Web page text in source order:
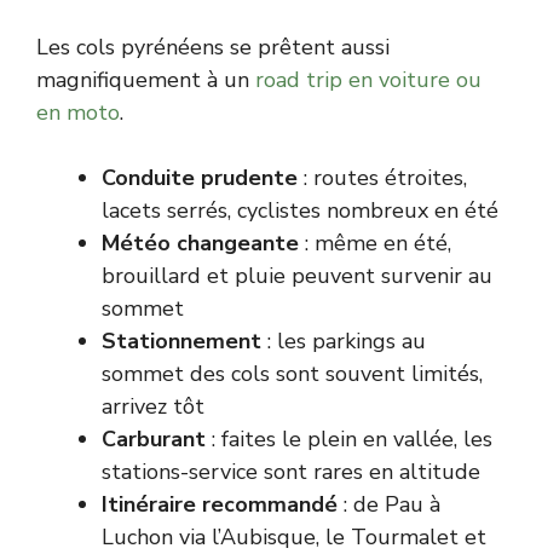
Les cols pyrénéens se prêtent aussi
magnifiquement à un road trip en voiture ou
en moto.
Conduite prudente : routes étroites,
lacets serrés, cyclistes nombreux en été
Météo changeante : même en été,
brouillard et pluie peuvent survenir au
sommet
Stationnement : les parkings au
sommet des cols sont souvent limités,
arrivez tôt
Carburant : faites le plein en vallée, les
stations-service sont rares en altitude
Itinéraire recommandé : de Pau à
Luchon via l’Aubisque, le Tourmalet et